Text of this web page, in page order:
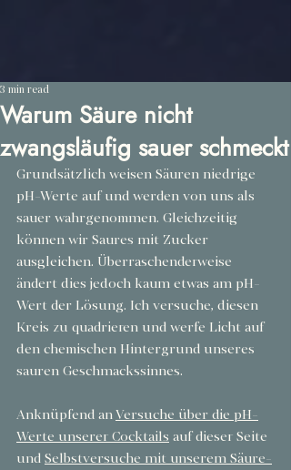
Warum Säure nicht
zwangsläufig sauer schmeckt
3 min read
Grundsätzlich weisen Säuren niedrige
pH-Werte auf und werden von uns als
sauer wahrgenommen. Gleichzeitig
können wir Saures mit Zucker
ausgleichen. Überraschenderweise
ändert dies jedoch kaum etwas am pH-
Wert der Lösung. Ich versuche, diesen
Kreis zu quadrieren und werfe Licht auf
den chemischen Hintergrund unseres
sauren Geschmackssinnes.
Anknüpfend an Versuche über die pH-
Werte unserer Cocktails auf dieser Seite
und Selbstversuche mit unserem Säure-